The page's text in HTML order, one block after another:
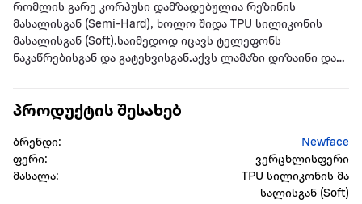
რომლის გარე კორპუსი დამზადებულია რეზინის
მასალისგან (Semi-Hard), ხოლო შიდა TPU სილიკონის
მასალისგან (Soft).საიმედოდ იცავს ტელეფონს
ნაკაწრებისგან და გატეხვისგან.აქვს ლამაზი დიზაინი და
დამზადებულია არა მავნე ნედლეულისგან.არ
პროდუქტის შესახებ
ბრენდი:
Newface
ფერი:
ვერცხლისფერი
მასალა:
TPU სილიკონის მა
სალისგან (Soft)